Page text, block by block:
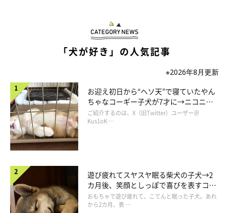
自分が行きたい方向じゃないと歩きません。
他のわんこたちを見ていると、行きたい方向に誘導したら
ちょっと抵抗したとしても、大体はついて行ってるように見えま
す。（しぶしぶ…）
私もてんすけが来るまでは、散歩って飼い主が行きたい方向に犬
を連れて行ってると思っていました。
でも、てんすけは子犬の頃全く歩かない子だったので、
少しでも歩いてくれるときがあったら邪魔せず、褒めて歩かせて
いたためか、
「犬が好き」の人気記事
※2026年8月更新
お迎え初日から“ヘソ天”で寝ていたやん
ちゃなコーギー子犬が7才に→ニコニ
コ“コーギースマイル”が魅力のコに成
長！
ご紹介するのは、X（旧Twitter）ユーザー＠
Kus1oK …
遊び疲れてスヤスヤ眠る柴犬の子犬→2
カ月後、笑顔としっぽで喜びを表すコに
成長！
おもちゃで遊び疲れて、こてんと眠った子犬。あれ
から2カ月、表 …